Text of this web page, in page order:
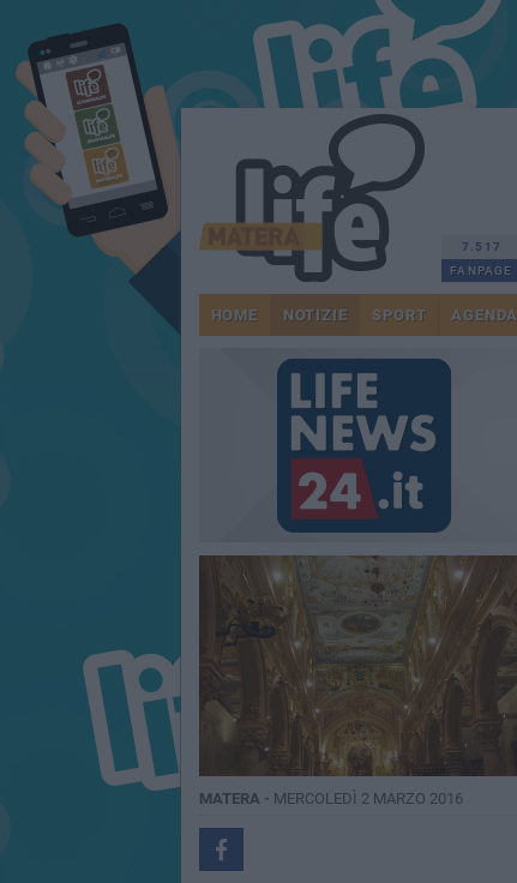
7.517
FANPAGE
HOME NOTIZIE SPORT AGENDA
MATERA - MERCOLEDÌ 2 MARZO 2016